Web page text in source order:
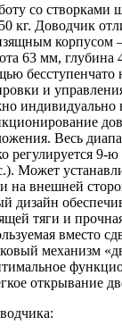
со створками
кг. Доводчик
корпусом
63 мм, глубина
бесступенчато
и
индивидуально
Весь
регулируется 9-
Может
на внешней
дизайн
тяги и
вместо
механизм
открывание